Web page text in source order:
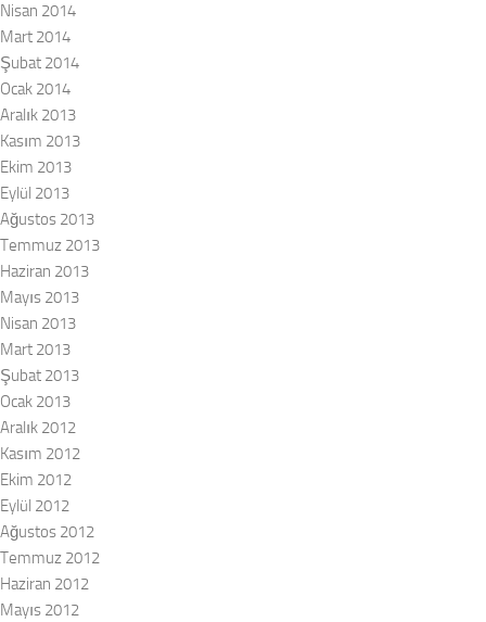
Nisan 2014
Mart 2014
Şubat 2014
Ocak 2014
Aralık 2013
Kasım 2013
Ekim 2013
Eylül 2013
Ağustos 2013
Temmuz 2013
Haziran 2013
Mayıs 2013
Nisan 2013
Mart 2013
Şubat 2013
Ocak 2013
Aralık 2012
Kasım 2012
Ekim 2012
Eylül 2012
Ağustos 2012
Temmuz 2012
Haziran 2012
Mayıs 2012